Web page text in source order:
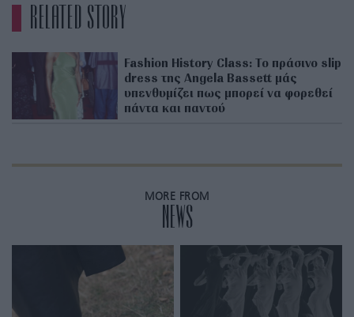
RELATED STORY
Fashion History Class: Το πράσινο slip
dress της Angela Bassett μάς
υπενθυμίζει πως μπορεί να φορεθεί
πάντα και παντού
MORE FROM
NEWS